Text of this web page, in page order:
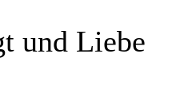
und Liebe